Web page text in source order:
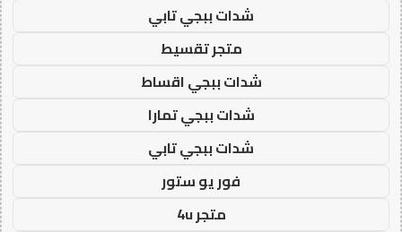
شدات ببجي تابي
متجر تقسيط
شدات ببجي اقساط
شدات ببجي تمارا
شدات ببجي تابي
فور يو ستور
متجر 4u